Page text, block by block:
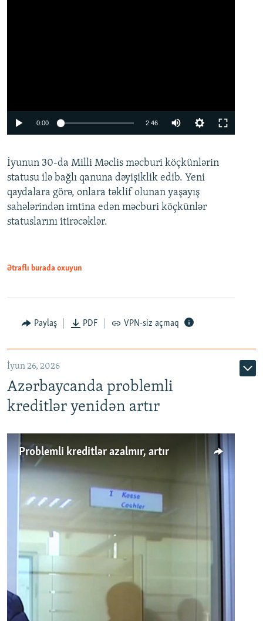
Auto 240p 360p 480p
720p 1080p
0:00 2:46
360p
480p
720p
İyunun 30-da Milli Məclis məcburi köçkünlərin
statusu ilə bağlı qanuna dəyişiklik edib. Yeni
qaydalara görə, onlara təklif olunan yaşayış
sahələrindən imtina edən məcburi köçkünlər
statuslarını itirəcəklər.
Ətraflı burada oxuyun
Paylaş PDF VPN-siz açmaq
İyun 26, 2026
Azərbaycanda problemli
kreditlər yenidən artır
Problemli kreditlər azalmır, artır